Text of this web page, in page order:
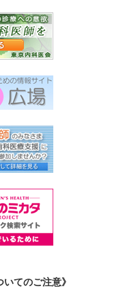
いてのご注意》